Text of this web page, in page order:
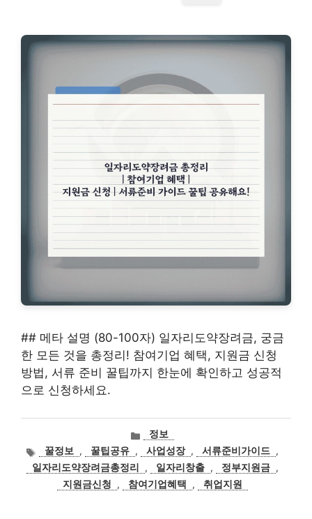
## 메타 설명 (80-100자) 일자리도약장려금, 궁금
한 모든 것을 총정리! 참여기업 혜택, 지원금 신청
방법, 서류 준비 꿀팁까지 한눈에 확인하고 성공적
으로 신청하세요.
카
테
고
리
정보
태
그
꿀정보 , 꿀팁공유 , 사업성장 , 서류준비가이드 ,
일자리도약장려금총정리
, 일자리창출 , 정부지원금 ,
지원금신청
, 참여기업혜택 , 취업지원